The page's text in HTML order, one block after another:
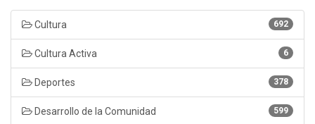
692
Cultura
6
Cultura Activa
378
Deportes
599
Desarrollo de la Comunidad